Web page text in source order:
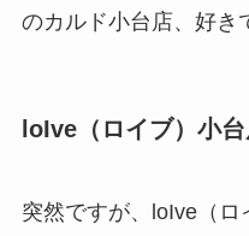
のカルド小台店、好き
loIve（ロイブ）小
突然ですが、loIve（